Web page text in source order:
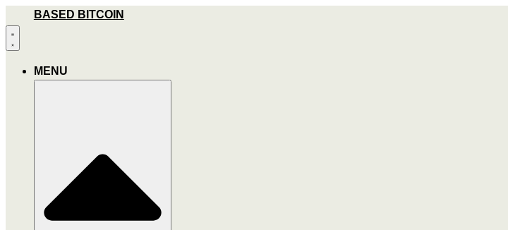
Inhalt
wechseln
BASED BITCOIN
MENU